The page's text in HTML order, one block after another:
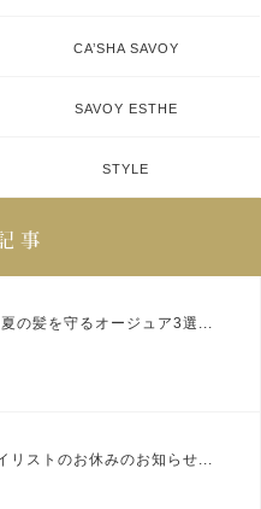
CA’SHA SAVOY
SAVOY ESTHE
STYLE
の髪を守るオージュア3選...
リストのお休みのお知らせ...